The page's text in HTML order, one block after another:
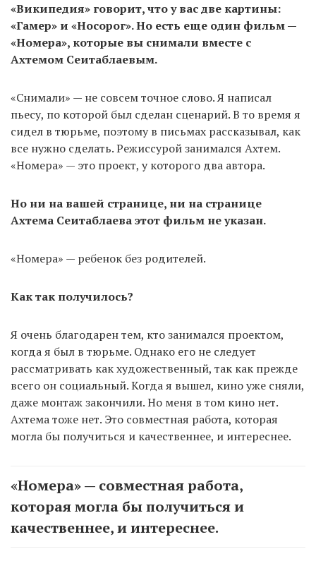
«Википедия» говорит, что у вас две картины:
«Гамер» и «Носорог». Но есть еще один фильм —
«Номера», которые вы снимали вместе с
Ахтемом Сеитаблаевым.
«Снимали» — не совсем точное слово. Я написал
пьесу, по которой был сделан сценарий. В то время я
сидел в тюрьме, поэтому в письмах рассказывал, как
все нужно сделать. Режиссурой занимался Ахтем.
«Номера» — это проект, у которого два автора.
Но ни на вашей странице, ни на странице
Ахтема Сеитаблаева этот фильм не указан.
«Номера» — ребенок без родителей.
Как так получилось?
Я очень благодарен тем, кто занимался проектом,
когда я был в тюрьме. Однако его не следует
рассматривать как художественный, так как прежде
всего он социальный. Когда я вышел, кино уже сняли,
даже монтаж закончили. Но меня в том кино нет.
Ахтема тоже нет. Это совместная работа, которая
могла бы получиться и качественнее, и интереснее.
«Номера» — совместная работа,
которая могла бы получиться и
качественнее, и интереснее.